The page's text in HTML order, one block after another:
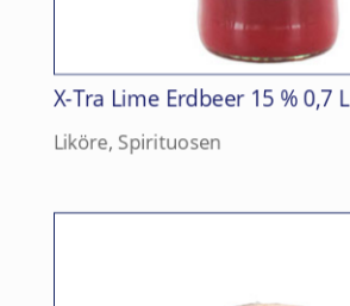
X-Tra Lime Erdbeer 15 % 0,7 L
Liköre, Spirituosen